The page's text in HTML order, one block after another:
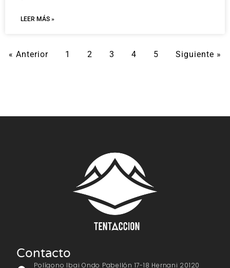
LEER MÁS »
« Anterior 1 2 3 4 5 Siguiente »
Contacto
Polígono Ibai Ondo Pabellón 17-18 Hernani 20120